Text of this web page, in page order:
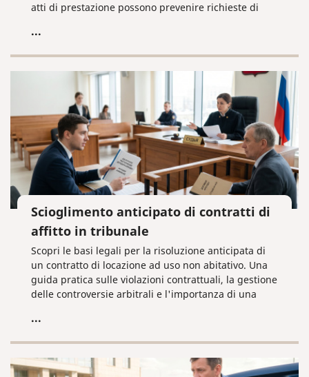
atti di prestazione possono prevenire richieste di
il vostro business informatico.
...
Scioglimento anticipato di contratti di
affitto in tribunale
Scopri le basi legali per la risoluzione anticipata di
un contratto di locazione ad uso non abitativo. Una
guida pratica sulle violazioni contrattuali, la gestione
delle controversie arbitrali e l'importanza di una
perdite finanziarie.
...